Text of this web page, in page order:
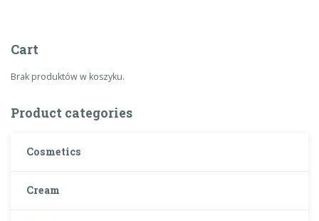
Cart
Brak produktów w koszyku.
Product categories
Cosmetics
Cream